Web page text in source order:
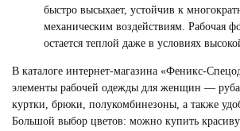
быстро высыхает, устойчив к
механическим воздействиям. Рабочая
остается теплой даже в условиях
В каталоге интернет-магазина «Феникс-
элементы рабочей одежды для женщин —
куртки, брюки, полукомбинезоны, а также
Большой выбор цветов: можно купить